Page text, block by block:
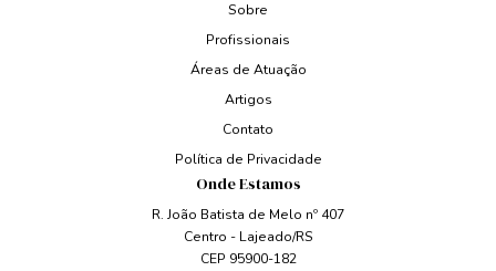
Sobre
Profissionais
Áreas de Atuação
Artigos
Contato
Política de Privacidade
Onde Estamos
R. João Batista de Melo nº 407
Centro - Lajeado/RS
CEP 95900-182